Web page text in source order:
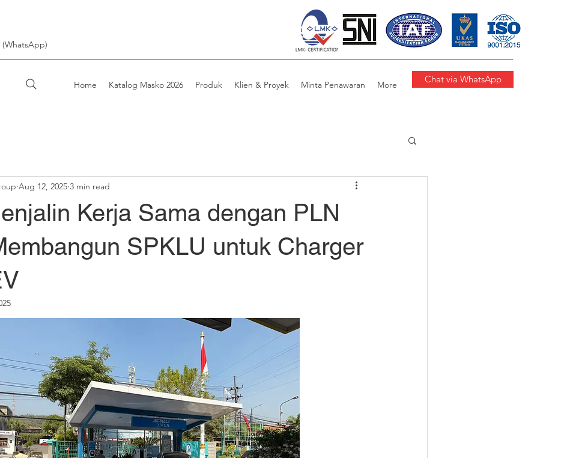
(WhatsApp)
Home Katalog Masko 2026 Produk Klien & Proyek Minta Penawaran More Chat via WhatsApp
Kerja Sama dengan PLN
SPKLU untuk Charger
Aug 12, 2025 3 min read